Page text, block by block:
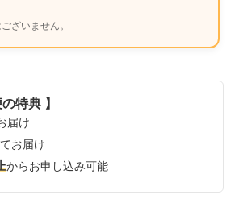
ざいません。
特典 】
届け
お届け
からお申し込み可能